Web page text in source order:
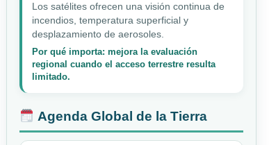
Los satélites ofrecen una visión continua de
incendios, temperatura superficial y
desplazamiento de aerosoles.
Por qué importa: mejora la evaluación
regional cuando el acceso terrestre resulta
limitado.
Agenda Global de la Tierra